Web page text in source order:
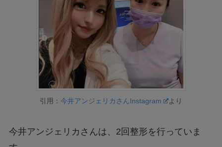
引用： 今井アンジェリカさんInstagram より
今井アンジェリカさんは、2回整形を行っていま